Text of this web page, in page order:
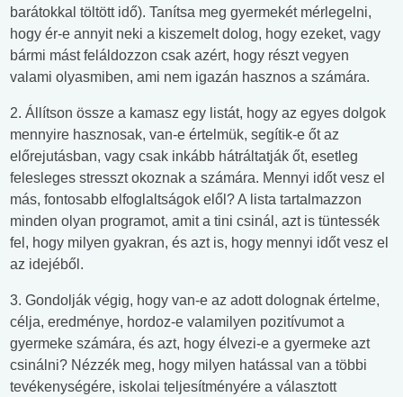
barátokkal töltött idő). Tanítsa meg gyermekét mérlegelni,
hogy ér-e annyit neki a kiszemelt dolog, hogy ezeket, vagy
bármi mást feláldozzon csak azért, hogy részt vegyen
valami olyasmiben, ami nem igazán hasznos a számára.
2. Állítson össze a kamasz egy listát, hogy az egyes dolgok
mennyire hasznosak, van-e értelmük, segítik-e őt az
előrejutásban, vagy csak inkább hátráltatják őt, esetleg
felesleges stresszt okoznak a számára. Mennyi időt vesz el
más, fontosabb elfoglaltságok elől? A lista tartalmazzon
minden olyan programot, amit a tini csinál, azt is tüntessék
fel, hogy milyen gyakran, és azt is, hogy mennyi időt vesz el
az idejéből.
3. Gondolják végig, hogy van-e az adott dolognak értelme,
célja, eredménye, hordoz-e valamilyen pozitívumot a
gyermeke számára, és azt, hogy élvezi-e a gyermeke azt
csinálni? Nézzék meg, hogy milyen hatással van a többi
tevékenységére, iskolai teljesítményére a választott